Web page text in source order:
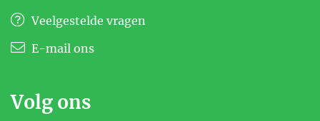
Veelgestelde vragen
E-mail ons
Volg ons